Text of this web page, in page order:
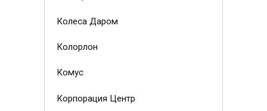
Колеса Даром
Колорлон
Комус
Корпорация Центр